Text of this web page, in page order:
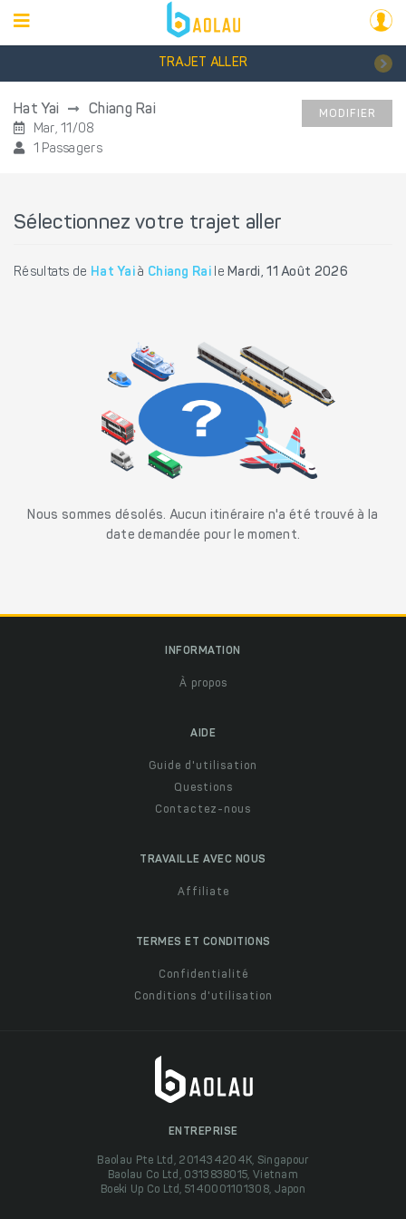
TRAJET ALLER
Hat Yai Chiang Rai
Mar, 11/08
1 Passagers
MODIFIER
Sélectionnez votre trajet aller
Résultats de Hat Yai à Chiang RaileMardi, 11 Août 2026
Nous sommes désolés. Aucun itinéraire n'a été trouvé à la
date demandée pour le moment.
INFORMATION
À propos
AIDE
Guide d'utilisation
Questions
Contactez-nous
TRAVAILLE AVEC NOUS
Affiliate
TERMES ET CONDITIONS
Confidentialité
Conditions d'utilisation
ENTREPRISE
Baolau Pte Ltd, 201434204K, Singapour
Baolau Co Ltd, 0313838015, Vietnam
Boeki Up Co Ltd, 5140001101308, Japon